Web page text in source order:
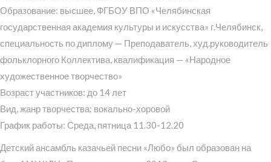
Образование: высшее, ФГБОУ ВПО «Челябинская
государственная академия культуры и искусства» г.Челябинск,
специальность по диплому — Преподаватель, худ.руководитель
фольклорного Коллектива, квалификация — «Народное
художественное творчество»
Возраст участников: до 14 лет
Вид, жанр творчества: вокально-хоровой
График работы: Среда, пятница 11.30-12.20
Детский ансамбль казачьей песни «Любо» был образован на